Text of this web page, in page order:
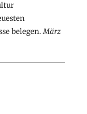
belegen.März